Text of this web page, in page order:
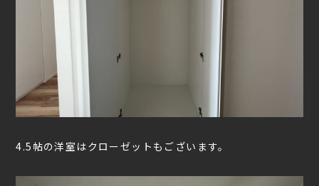
4.5帖の洋室はクローゼットもございます。